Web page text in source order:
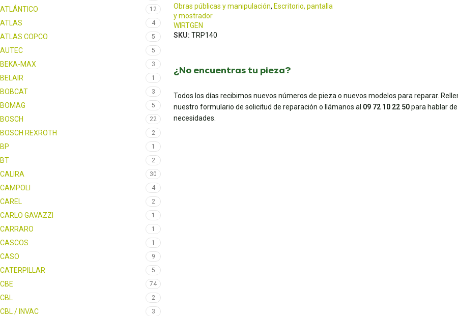
ATLÁNTICO 12
ATLAS 4
ATLAS COPCO 5
AUTEC 5
BEKA-MAX 3
BELAIR 1
BOBCAT 3
BOMAG 5
BOSCH 22
BOSCH REXROTH 2
BP 1
BT 2
CALIRA 30
CAMPOLI 4
CAREL 2
CARLO GAVAZZI 1
CARRARO 1
CASCOS 1
CASO 9
CATERPILLAR 5
CBE 74
CBL 2
CBL / INVAC 3
Obras públicas y manipulación, Escritorio, pantalla
y mostrador
WIRTGEN
SKU: TRP140
¿No encuentras tu pieza?
Todos los días recibimos nuevos números de pieza o nuevos modelos para reparar.
nuestro formulario de solicitud de reparación o llámanos al 09 72 10 22 50para hablar
necesidades.